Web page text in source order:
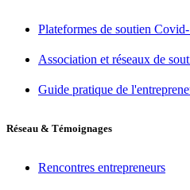
Plateformes de soutien
Association et réseaux de
Guide pratique de
Réseau & Témoignages
Rencontres entrepreneurs